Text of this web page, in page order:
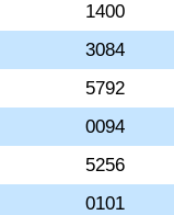
1400
3084
5792
0094
5256
0101